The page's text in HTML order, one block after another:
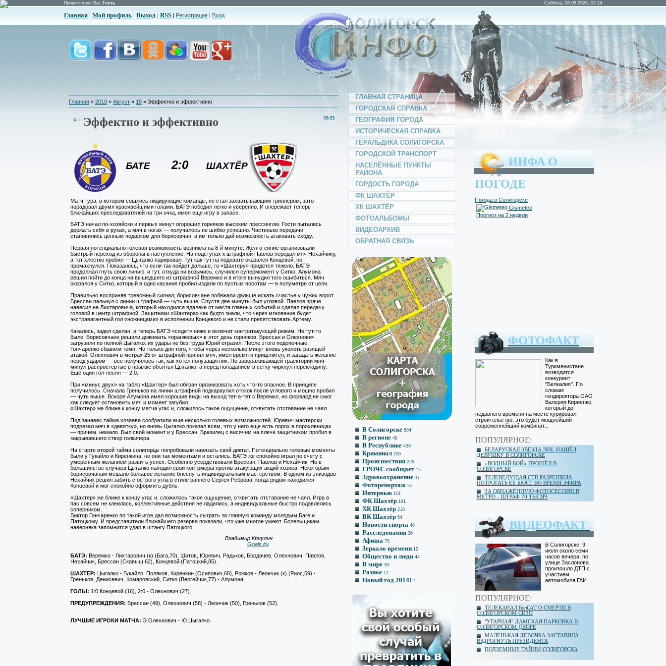
Приветствую Вас Гость Суббота, 08.08.2026, 07:24
Главная | Мой профиль | Выход | RSS | Регистрация | Вход
Главная » 2010 » Август » 15 » Эффектно и эффективно
15:21
Эффектно и эффективно
БАТЕ 2:0 ШАХТЁР
Матч тура, в котором сошлись лидирующие команды, не стал захватывающим триллером, зато
порадовал двумя красивейшими голами. БАТЭ победил легко и уверенно. И опережает теперь
ближайших преследователей на три очка, имея еще игру в запасе.
БАТЭ начал по-хозяйски и первых минут огорошил горняков высоким прессингом. Гости пытались
держать себя в руках, а мяч в ногах — получалось не шибко успешно. Частенько передачи
становились ценным подарком для борисовчан, а им только дай возможность атаковать сходу.
Первая потенциально голевая возможность возникла на 8-й минуте. Желто-синие организовали
быстрый переход из обороны в наступление. На подступах к штрафной Павлов передал мяч Нехайчику,
а тот хлестко пробил — Цыгалко парировал. Тут как тут на подхвате оказался Концевой, но
промахнулся. Показалось, что если так пойдет дальше, то «Шахтеру» придется тяжело. БАТЭ
продолжал гнуть свою линию, и тут, откуда ни возьмись, случился супермомент у Ситко. Алумона
решил пойти до конца на вышедшего из штрафной Веремко и в итоге вынудил того ошибиться. Мяч
оказался у Ситко, который в одно касание пробил издали по пустым воротам — в полуметре от цели.
Правильно восприняв тревожный сигнал, борисовчане побежали дальше искать счастье у чужих ворот.
Брессан пальнул с линии штрафной — чуть выше. Спустя две минуты был угловой. Павлов зряче
навесил на Лихтаровича, который находился вдалеке от места главных событий и сделал передачу
головой в центр штрафной. Защитники «Шахтера» как будто знали, что через мгновение будет
экстравагантный гол «ножницами» в исполнении Концевого и не стали препятствовать Артему.
Казалось, задел сделан, и теперь БАТЭ «сядет» ниже и включит контратакующий режим. Не тут-то
было. Борисовчане решили дожимать «оранжевых» в этот день горняков. Брессан и Олехнович
загрузили по полной Цыгалко: их удары не без труда Юрий отразил. После этого подопечные
Гончаренко сбавили темп. Но только для того, чтобы через несколько минут вновь уколоть разящей
атакой. Олехнович в метрах 25 от штрафной принял мяч, имел время и прицелится, и загадать желание
перед ударом — все получилось так, как хотел полузащитник. По завораживающей траектории мяч
минул распростертые в прыжке объятья Цыгалко, а перед попаданием в сетку чиркнул перекладину.
Еще один гол-песня — 2:0.
При «минус двух» на табло «Шахтер» был обязан организовать хоть что-то опасное. В принципе
получилось. Сначала Греньков на линии штрафной подкараулил отскок после углового и мощно пробил
— чуть выше. Вскоре Алумона имел хорошие виды на выход тет-а-тет с Веремко, но форвард не смог
как следует остановить мяч и момент загубил.
«Шахтер» же ближе к концу матча угас и, сложилось такое ощущение, отквитать отставание не чаял.
Под занавес тайма хозяева сообразили еще несколько голевых возможностей. Юревич мастерски
подрезал мяч в «девятку», но вновь Цыгалко показал всем, что у него еще есть порох в пороховницах
— причем, немало. Был свой момент и у Брессан. Бразилец с висячим на плече защитником пробил в
закрывавшего створ голкипера.
На старте второй тайма солигорцы попробовали навязать свой диктат. Потенциально голевые моменты
были у Гукайло и Киренкина, но они так моментами и остались. БАТЭ же спокойно играл по счету с
умеренным желанием развить успех. Особенно усердствовали Брессан, Павлов и Нехайчик. Но в
большинстве случаев Цыгалко находил свои контрмеры против атакующих акций хозяев. Некоторым
борисовчанам мешало большое желание блеснуть индивидуальным мастерством. В одном из эпизодов
Нехайчик решил забить с острого угла в стиле раннего Сергея Реброва, когда рядом находился
Концевой и мог спокойно оформить дубль.
«Шахтер» же ближе к концу угас и, сложилось такое ощущение, отквитать отставание не чаял. Игра в
пас совсем не клеилась, коллективные действия не ладились, а индивидуальные быстро подавлялись
соперником.
Виктор Гончаренко по такой игре дал возможность сыграть за главную команду молодым Баге и
Патоцкому. И представители ближайшего резерва показали, что уже многое умеют. Болельщикам
наверняка запомнится удар в штангу Патоцкого.
Владимир Криулин
Goals.by
БАТЭ: Веремко - Лихтарович (к) (Бага,70), Шитов, Юревич, Радьков, Бордачев, Олехнович, Павлов,
Нехайчик, Брессан (Скавыш,62), Концевой (Патоцкий,85).
ШАХТЕР: Цыгалко - Гукайло, Поляков, Киренкин (Осипович,68), Рожков - Леончик (к) (Риос,59) -
Греньков, Денисевич, Комаровский, Ситко (Вергейчик,77) - Алумона.
ГОЛЫ: 1:0 Концевой (16), 2:0 - Олехнович (27).
ПРЕДУПРЕЖДЕНИЯ: Брессан (49), Олехнович (58) - Леончик (50), Греньков (52).
ЛУЧШИЕ ИГРОКИ МАТЧА: Э.Олехнович - Ю.Цыгалко.
ГЛАВНАЯ СТРАНИЦА
ГОРОДСКАЯ СПРАВКА
ГЕОГРАФИЯ ГОРОДА
ИСТОРИЧЕСКАЯ СПРАВКА
ГЕРАЛЬДИКА СОЛИГОРСКА
ГОРОДСКОЙ ТРАНСПОРТ
НАСЕЛЁННЫЕ ПУНКТЫ
РАЙОНА
ГОРДОСТЬ ГОРОДА
ФК ШАХТЁР
ХК ШАХТЁР
ФОТОАЛЬБОМЫ
ВИДЕОАРХИВ
ОБРАТНАЯ СВЯЗЬ
В Солигорске 884
В регионе 49
В Республике 439
Криминал 200
Происшествия 226
ГРОЧС сообщает 15
Здравоохранение 37
Фоторепортаж 16
Интервью 101
ФК Шахтёр 191
ХК Шахтёр 210
ВК Шахтёр 54
Новости спорта 48
Расследования 36
Афиша 78
Зеркало времени 12
Общество и люди 44
В мире 39
Разное 12
Новый год 2014! 7
ИНФА О
ПОГОДЕ
Погода в Солигорске
Gismeteo
Прогноз на 2 недели
ФОТОФАКТ
Как в
Туркменистане
возводится
конкурент
"Белкалия". По
словам
гендиректора ОАО
Валерия Кириенко,
который до
недавнего времени на месте курировал
строительство, это будет мощнейший
современнейший комбинат.
ПОПУЛЯРНОЕ:
БЕЛАРУСКАЯ ЗВЕЗДА NHL НАШЁЛ
ДЕВУШКУ В СОЛИГОРСКЕ
«ВОДНЫЙ БОЙ» ПРОШЁЛ В
СОЛИГОРСКЕ
ТЕЛЕВЕДУЩАЯ СТВ РАЗРЕШИЛА
ПОТРОГАТЬ ЕЁ БЮСТ ВО ВРЕМЯ ЭФИРА
ЗА ОБНАЖЁННУЮ ФОТОСЕССИЮ В
МЕТРО - ШТРАФ 70 ТЫСЯЧ
ВИДЕОФАКТ
В Солигорске, 9
июля около семи
часов вечера, по
улице Заслонова
произошло ДТП с
участием
автомобиля ГАИ...
ПОПУЛЯРНОЕ:
ТЕЛЕКАНАЛ БелСАТ О СМЕРТИ В
СОЛИГОРСКОМ СИЗО
"УГАРНАЯ" ДАМСКАЯ ПАРКОВКА В
СОЛИГОРСКОМ ДВОРЕ
МАЛЕНЬКАЯ ДЕВОЧКА ЗАСТАВИЛА
ВЗДРОГНУТЬ ПРЕЗИДЕНТА
ПОДЗЕМНЫЕ ТАЙНЫ СОЛИГОРСКА